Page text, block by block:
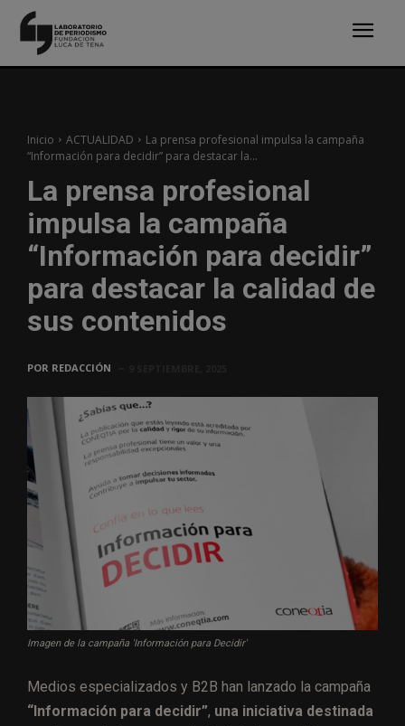
Inicio ACTUALIDAD
La prensa profesional impulsa la campaña
“Información para decidir” para destacar la...
La prensa profesional
impulsa la campaña
“Información para decidir”
para destacar la calidad de
sus contenidos
POR REDACCIÓN
Imagen de la campaña 'Información para Decidir'
Medios especializados y B2B han lanzado la campaña
“Información para decidir”, una iniciativa destinada